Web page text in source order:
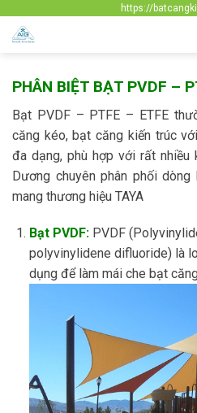
https://
PHÂN BIỆT BẠT PVDF –
Bạt PVDF – PTFE – ETFE
căng kéo, bạt căng kiến trúc
đa dạng, phù hợp với rất
Dương chuyên phân phối
mang thương hiệu TAYA
Bạt PVDF: PVDF
polyvinylidene difluoride) là
dụng để làm mái che bạt